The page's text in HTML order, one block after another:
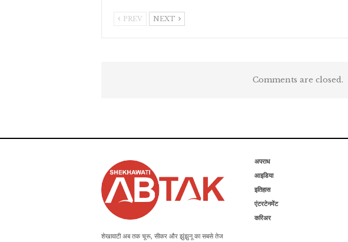
PREV NEXT
Comments are closed.
शेखावाटी अब तक चूरू, सीकर और झुंझुनू का सबसे तेज
अपराध
आइडिया
इतिहास
एंटरटेनमेंट
करिअर